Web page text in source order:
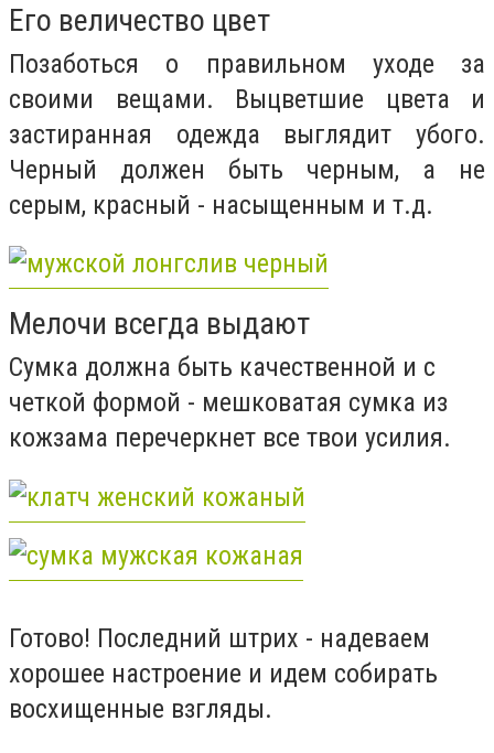
Его величество цвет
Позаботься о правильном уходе за
своими вещами. Выцветшие цвета и
застиранная одежда выглядит убого.
Черный должен быть черным, а не
серым, красный - насыщенным и т.д.
Мелочи всегда выдают
Сумка должна быть качественной и с
четкой формой - мешковатая сумка из
кожзама перечеркнет все твои усилия.
Готово! Последний штрих - надеваем
хорошее настроение и идем собирать
восхищенные взгляды.